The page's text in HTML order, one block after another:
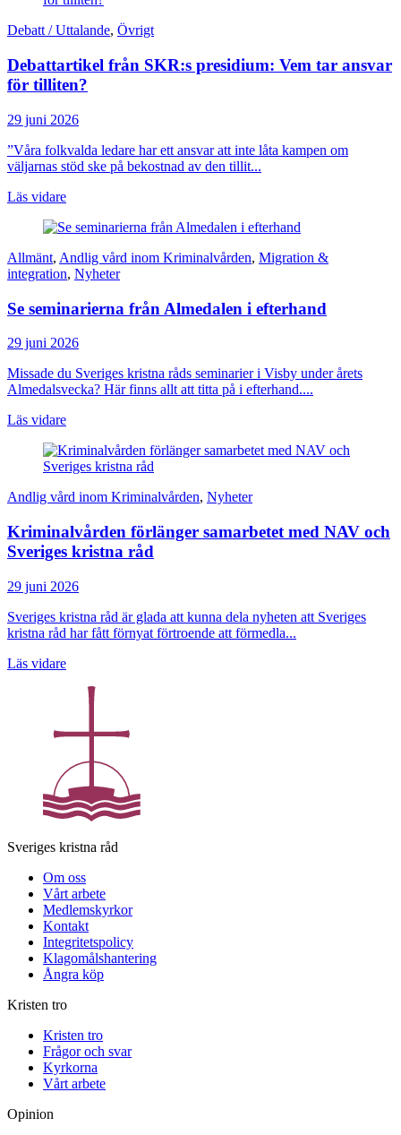
Debatt / Uttalande, Övrigt
Debattartikel från SKR:s presidium: Vem tar ansvar
för tilliten?
29 juni 2026
”Våra folkvalda ledare har ett ansvar att inte låta kampen om
väljarnas stöd ske på bekostnad av den tillit...
Läs vidare
Allmänt, Andlig vård inom Kriminalvården, Migration &
integration, Nyheter
Se seminarierna från Almedalen i efterhand
29 juni 2026
Missade du Sveriges kristna råds seminarier i Visby under årets
Almedalsvecka? Här finns allt att titta på i efterhand....
Läs vidare
Andlig vård inom Kriminalvården, Nyheter
Kriminalvården förlänger samarbetet med NAV och
Sveriges kristna råd
29 juni 2026
Sveriges kristna råd är glada att kunna dela nyheten att Sveriges
kristna råd har fått förnyat förtroende att förmedla...
Läs vidare
Sveriges kristna råd
Om oss
Vårt arbete
Medlemskyrkor
Kontakt
Integritetspolicy
Klagomålshantering
Ångra köp
Kristen tro
Kristen tro
Frågor och svar
Kyrkorna
Vårt arbete
Opinion